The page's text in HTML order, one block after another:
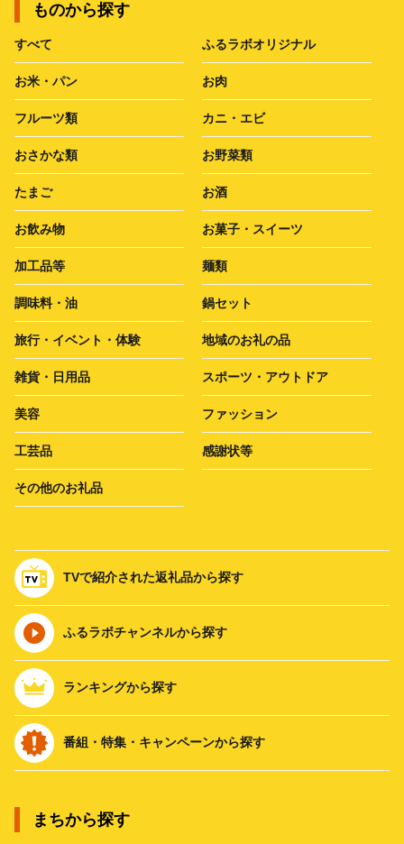
ものから探す
すべて ふるラボオリジナル
お米・パン お肉
フルーツ類 カニ・エビ
おさかな類 お野菜類
たまご お酒
お飲み物 お菓子・スイーツ
加工品等 麺類
調味料・油 鍋セット
旅行・イベント・体験 地域のお礼の品
雑貨・日用品 スポーツ・アウトドア
美容 ファッション
工芸品 感謝状等
その他のお礼品
TVで紹介された返礼品から探す
ふるラボチャンネルから探す
ランキングから探す
番組・特集・キャンペーンから探す
まちから探す